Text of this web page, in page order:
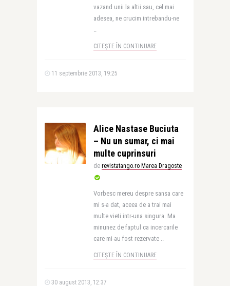
vazand unii la altii sau, cel mai
adesea, ne crucim intrebandu-ne
..
CITEȘTE ÎN CONTINUARE
11 septembrie 2013, 19:25
Alice Nastase Buciuta
– Nu un sumar, ci mai
multe cuprinsuri
de revistatango.ro Marea Dragoste
Vorbesc mereu despre sansa care
mi s-a dat, aceea de a trai mai
multe vieti intr-una singura. Ma
minunez de faptul ca incercarile
care mi-au fost rezervate ..
CITEȘTE ÎN CONTINUARE
30 august 2013, 12:37